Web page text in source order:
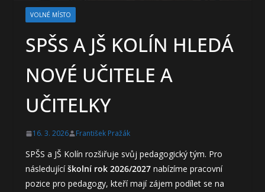
VOLNÉ MÍSTO
SPŠS A JŠ KOLÍN HLEDÁ
NOVÉ UČITELE A
UČITELKY
16. 3. 2026 František Pražák
SPŠS a JŠ Kolín rozšiřuje svůj pedagogický tým. Pro
následujícíškolní rok 2026/2027 nabízíme pracovní
pozice pro pedagogy, kteří mají zájem podílet se na